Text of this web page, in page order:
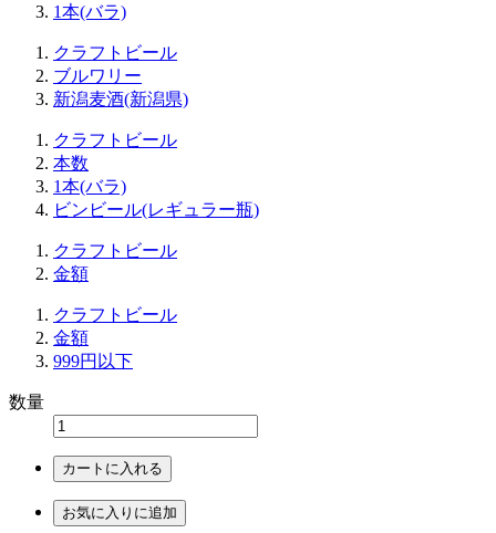
1本(バラ)
クラフトビール
ブルワリー
新潟麦酒(新潟県)
クラフトビール
本数
1本(バラ)
ビンビール(レギュラー瓶)
クラフトビール
金額
クラフトビール
金額
999円以下
数量
カートに入れる
お気に入りに追加